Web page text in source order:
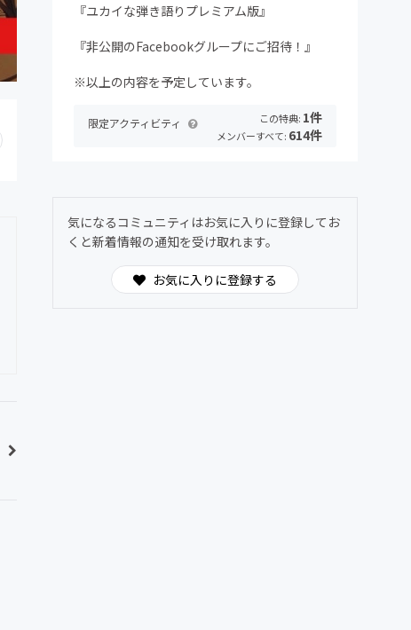
『ユカイな弾き語りプレミアム版』
『非公開のFacebookグループにご招待！』
※以上の内容を予定しています。
限定アクティビティ この特典: 1件
メンバーすべて: 614件
気になるコミュニティはお気に入りに登録してお
くと新着情報の通知を受け取れます。
お気に入りに登録する